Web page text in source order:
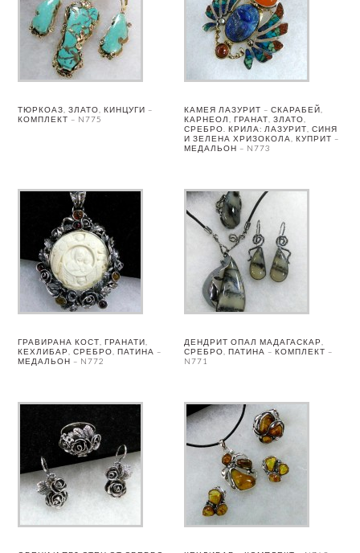
ТЮРКОАЗ, ЗЛАТО, КИНЦУГИ –
КОМПЛЕКТ – N775
КАМЕЯ ЛАЗУРИТ – СКАРАБЕЙ,
КАРНЕОЛ, ГРАНАТ, ЗЛАТО,
СРЕБРО. КРИЛА: ЛАЗУРИТ, СИНЯ
И ЗЕЛЕНА ХРИЗОКОЛА, КУПРИТ –
МЕДАЛЬОН – N773
ГРАВИРАНА КОСТ, ГРАНАТИ,
КЕХЛИБАР, СРЕБРО, ПАТИНА –
МЕДАЛЬОН – N772
ДЕНДРИТ ОПАЛ МАДАГАСКАР,
СРЕБРО, ПАТИНА – КОМПЛЕКТ –
N771